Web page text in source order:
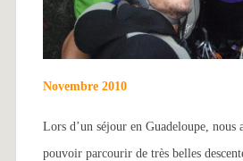
Novembre 2010
Lors d’un séjour en Guadeloupe, nous
pouvoir parcourir de très belles